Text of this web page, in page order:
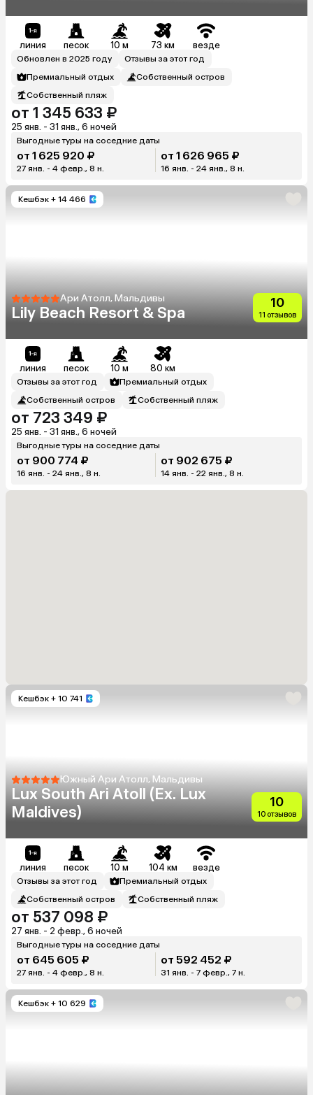
линия песок 10 м 73 км везде
Обновлен в 2025 году
Отзывы за этот год
Премиальный отдых
Собственный остров
Собственный пляж
от 1 345 633 ₽
25 янв. - 31 янв., 6 ночей
Выгодные туры на соседние даты
от 1 625 920 ₽
27 янв. - 4 февр., 8 н.
от 1 626 965 ₽
16 янв. - 24 янв., 8 н.
Кешбэк + 14 466
Ари Атолл, Мальдивы
Lily Beach Resort & Spa
10
11 отзывов
линия песок 10 м 80 км
Отзывы за этот год
Премиальный отдых
Собственный остров
Собственный пляж
от 723 349 ₽
25 янв. - 31 янв., 6 ночей
Выгодные туры на соседние даты
от 900 774 ₽
16 янв. - 24 янв., 8 н.
от 902 675 ₽
14 янв. - 22 янв., 8 н.
Кешбэк + 10 741
Южный Ари Атолл, Мальдивы
Lux South Ari Atoll (Ex. Lux
Maldives)
10
10 отзывов
линия песок 10 м 104 км везде
Отзывы за этот год
Премиальный отдых
Собственный остров
Собственный пляж
от 537 098 ₽
27 янв. - 2 февр., 6 ночей
Выгодные туры на соседние даты
от 645 605 ₽
27 янв. - 4 февр., 8 н.
от 592 452 ₽
31 янв. - 7 февр., 7 н.
Кешбэк + 10 629